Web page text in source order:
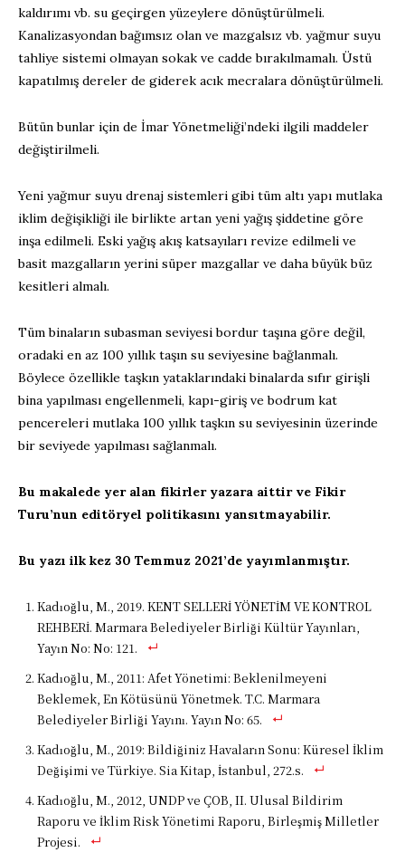
kaldırımı vb. su geçirgen yüzeylere dönüştürülmeli.
Kanalizasyondan bağımsız olan ve mazgalsız vb. yağmur suyu
tahliye sistemi olmayan sokak ve cadde bırakılmamalı. Üstü
kapatılmış dereler de giderek acık mecralara dönüştürülmeli.
Bütün bunlar için de İmar Yönetmeliği’ndeki ilgili maddeler
değiştirilmeli.
Yeni yağmur suyu drenaj sistemleri gibi tüm altı yapı mutlaka
iklim değişikliği ile birlikte artan yeni yağış şiddetine göre
inşa edilmeli. Eski yağış akış katsayıları revize edilmeli ve
basit mazgalların yerini süper mazgallar ve daha büyük büz
kesitleri almalı.
Tüm binaların subasman seviyesi bordur taşına göre değil,
oradaki en az 100 yıllık taşın su seviyesine bağlanmalı.
Böylece özellikle taşkın yataklarındaki binalarda sıfır girişli
bina yapılması engellenmeli, kapı-giriş ve bodrum kat
pencereleri mutlaka 100 yıllık taşkın su seviyesinin üzerinde
bir seviyede yapılması sağlanmalı.
Bu makalede yer alan fikirler yazara aittir ve Fikir
Turu’nun editöryel politikasını yansıtmayabilir.
Bu yazı ilk kez 30 Temmuz 2021’de yayımlanmıştır.
Kadıoğlu, M., 2019. KENT SELLERİ YÖNETİM VE KONTROL
REHBERİ. Marmara Belediyeler Birliği Kültür Yayınları,
Yayın No: No: 121.
Kadıoğlu, M., 2011: Afet Yönetimi: Beklenilmeyeni
Beklemek, En Kötüsünü Yönetmek. T.C. Marmara
Belediyeler Birliği Yayını. Yayın No: 65.
Kadıoğlu, M., 2019: Bildiğiniz Havaların Sonu: Küresel İklim
Değişimi ve Türkiye. Sia Kitap, İstanbul, 272.s.
Kadıoğlu, M., 2012, UNDP ve ÇOB, II. Ulusal Bildirim
Raporu ve İklim Risk Yönetimi Raporu, Birleşmiş Milletler
Projesi.